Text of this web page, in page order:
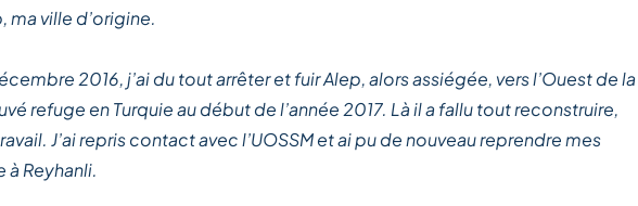
ma ville d’origine.
2016, j’ai du tout arrêter et fuir Alep, alors assiégée, vers l’Ouest de la
refuge en Turquie au début de l’année 2017. Là il a fallu tout reconstruire,
J’ai repris contact avec l’UOSSM et ai pu de nouveau reprendre mes
Reyhanli.